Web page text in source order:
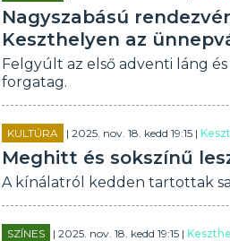
Nagyszabású
Keszthelyen az
Felgyúlt az első adventi láng
forgatag.
KULTÚRA | 2025. nov. 18. kedd 19:15 |
Meghitt és sokszínű
A kínálatról kedden tartottak
SZÍNES | 2025. nov. 18. kedd 19:15 |